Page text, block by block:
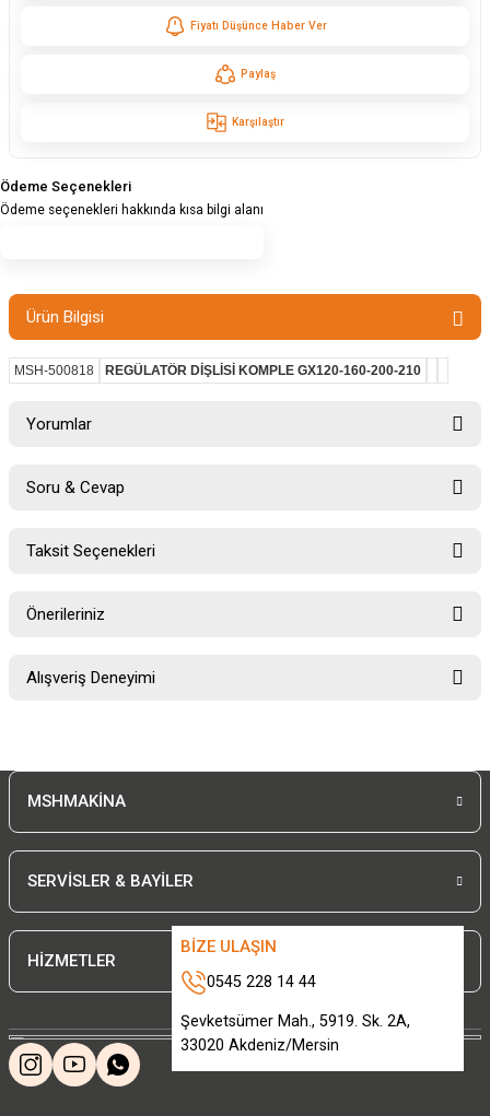
Fiyatı Düşünce Haber Ver
Paylaş
Karşılaştır
Ödeme Seçenekleri
Ödeme seçenekleri hakkında kısa bilgi alanı
Ürün Bilgisi
MSH-500818 REGÜLATÖR DİŞLİSİ KOMPLE GX120-160-200-210
Yorumlar
Soru & Cevap
Taksit Seçenekleri
Önerileriniz
yetersiz gördüğünüz noktaları öneri formunu kullanarak tarafımıza
Ürün fiyatı diğer sitelerden daha pahalı.
Gönder
Alışveriş Deneyimi
Deneyimini Paylaş
MSHMAKİNA
SERVİSLER & BAYİLER
HİZMETLER
BİZE ULAŞIN
0545 228 14 44
Şevketsümer Mah., 5919. Sk. 2A,
33020 Akdeniz/Mersin